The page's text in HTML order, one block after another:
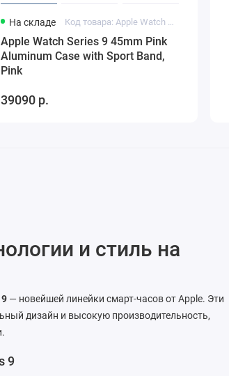
На складе Код товара: Apple Watch Series 9 45mm Pink Aluminum Case
Apple Watch Series 9 45mm Pink
Aluminum Case with Sport Band,
Pink
39090 р.
и стиль на
— новейшей линейки смарт-часов от Apple. Эти
дизайн и высокую производительность,
9